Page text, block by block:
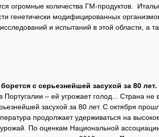
огромные количества ГМ-продуктов.
генетически модифицированных
и испытаний в этой области, а
с серьезнейшей засухой за 80 лет.
Португалии – ей угрожает голод... Страна
засухой за 80 лет. С октября
продолжает удерживаться на
По оценкам Национальной